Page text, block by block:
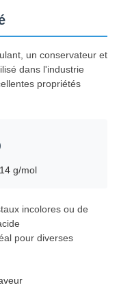
un conservateur et
dans l'industrie
propriétés
g/mol
incolores ou de
pour diverses